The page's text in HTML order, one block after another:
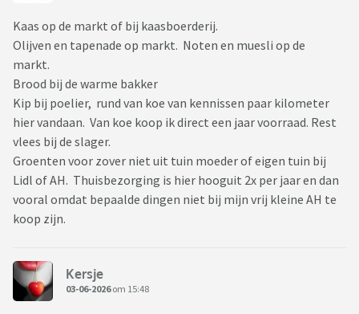
Kaas op de markt of bij kaasboerderij.
Olijven en tapenade op markt. Noten en muesli op de
markt.
Brood bij de warme bakker
Kip bij poelier, rund van koe van kennissen paar kilometer
hier vandaan. Van koe koop ik direct een jaar voorraad. Rest
vlees bij de slager.
Groenten voor zover niet uit tuin moeder of eigen tuin bij
Lidl of AH. Thuisbezorging is hier hooguit 2x per jaar en dan
vooral omdat bepaalde dingen niet bij mijn vrij kleine AH te
koop zijn.
Kersje
03-06-2026om 15:48